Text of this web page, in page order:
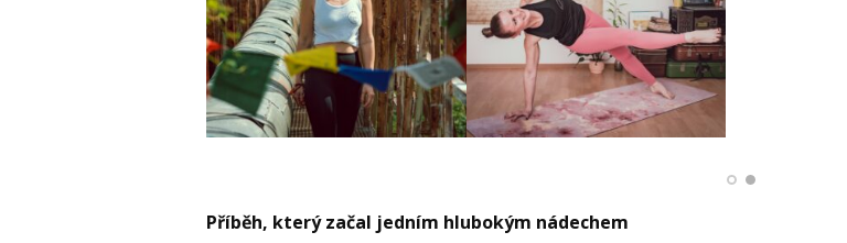
Příběh, který začal jedním hlubokým nádechem